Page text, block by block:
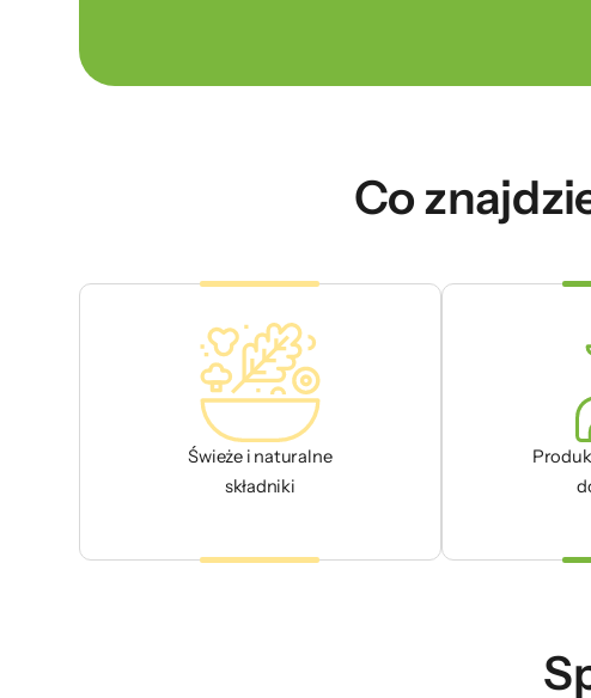
Co
Świeże i naturalne
składniki